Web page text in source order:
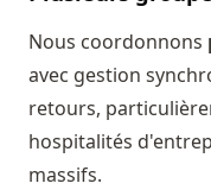
Nous coordonnons
avec gestion
retours,
hospitalités
massifs.